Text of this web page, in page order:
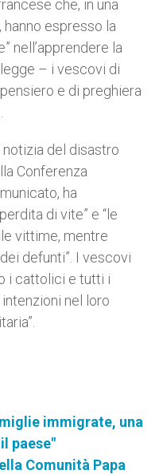
che, in una
espresso la
nell’apprendere la
– i vescovi di
e di preghiera
notizia del disastro
Conferenza
ha
di vite” e “le
vittime, mentre
defunti”. I vescovi
i cattolici e tutti i
nel loro
immigrate, una
paese"
Comunità Papa